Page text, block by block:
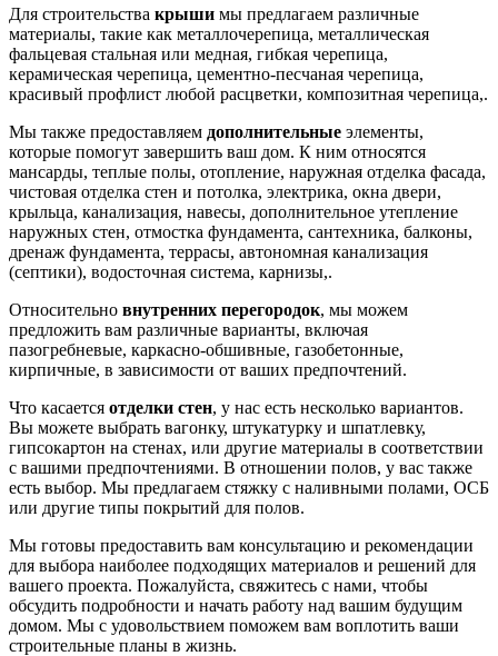
Для строительства крыши мы предлагаем различные
материалы, такие как металлочерепица, металлическая
фальцевая стальная или медная, гибкая черепица,
керамическая черепица, цементно-песчаная черепица,
красивый профлист любой расцветки, композитная черепица,.
Мы также предоставляем дополнительные элементы,
которые помогут завершить ваш дом. К ним относятся
мансарды, теплые полы, отопление, наружная отделка фасада,
чистовая отделка стен и потолка, электрика, окна двери,
крыльца, канализация, навесы, дополнительное утепление
наружных стен, отмостка фундамента, сантехника, балконы,
дренаж фундамента, террасы, автономная канализация
(септики), водосточная система, карнизы,.
Относительно внутренних перегородок, мы можем
предложить вам различные варианты, включая
пазогребневые, каркасно-обшивные, газобетонные,
кирпичные, в зависимости от ваших предпочтений.
Что касается отделки стен, у нас есть несколько вариантов.
Вы можете выбрать вагонку, штукатурку и шпатлевку,
гипсокартон на стенах, или другие материалы в соответствии
с вашими предпочтениями. В отношении полов, у вас также
есть выбор. Мы предлагаем стяжку с наливными полами, ОСБ
или другие типы покрытий для полов.
Мы готовы предоставить вам консультацию и рекомендации
для выбора наиболее подходящих материалов и решений для
вашего проекта. Пожалуйста, свяжитесь с нами, чтобы
обсудить подробности и начать работу над вашим будущим
домом. Мы с удовольствием поможем вам воплотить ваши
строительные планы в жизнь.